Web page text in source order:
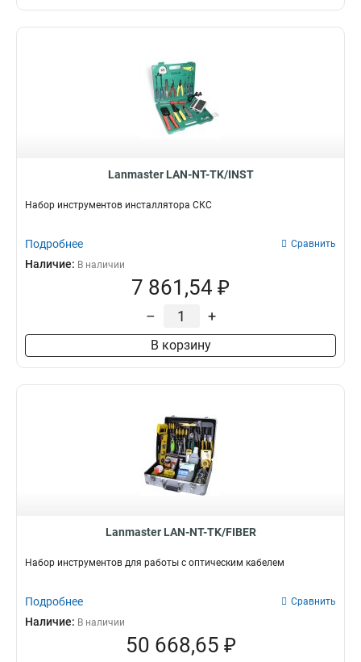
Lanmaster LAN-NT-TK/INST
Набор инструментов инсталлятора СКС
Подробнее Сравнить
Наличие: В наличии
7 861,54 ₽
– +
В корзину
Lanmaster LAN-NT-TK/FIBER
Набор инструментов для работы с оптическим кабелем
Подробнее Сравнить
Наличие: В наличии
50 668,65 ₽